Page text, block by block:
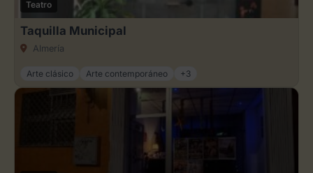
Teatro
Taquilla Municipal
Almería
Arte clásico Arte contemporáneo +3